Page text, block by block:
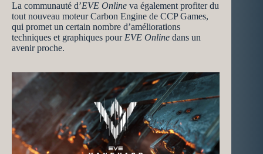
La communauté d’EVE Online va également profiter du
tout nouveau moteur Carbon Engine de CCP Games,
qui promet un certain nombre d’améliorations
techniques et graphiques pour EVE Online dans un
avenir proche.